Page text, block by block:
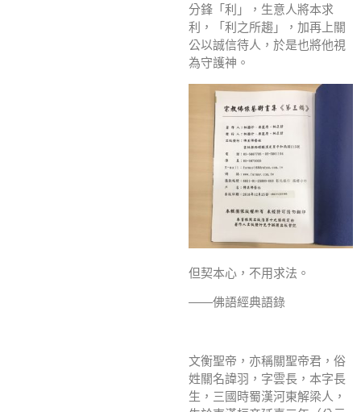
分鋒「利」，生意人將本求
利，「利之所趨」，加再上關
公以誠信待人，於是也將他視
為守護神。
但契本心，不用求法。
——佛語經典語錄
文衡聖帝，亦稱關聖帝君，俗
姓關名諱羽，字雲長，本字長
生，三國時蜀漢河東解梁人，